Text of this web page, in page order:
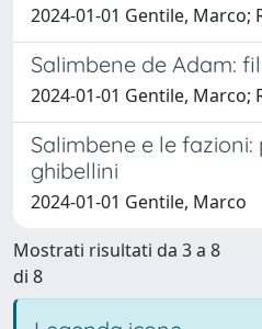
2024-01-01 Gentile, Marco;
Salimbene de Adam:
2024-01-01 Gentile, Marco;
Salimbene e le
ghibellini
2024-01-01 Gentile, Marco
Mostrati risultati da 3 a 8
di 8